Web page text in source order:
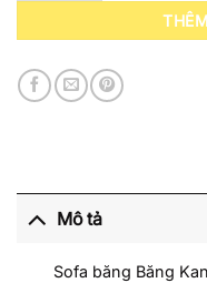
Mô tả
Sofa băng Băng